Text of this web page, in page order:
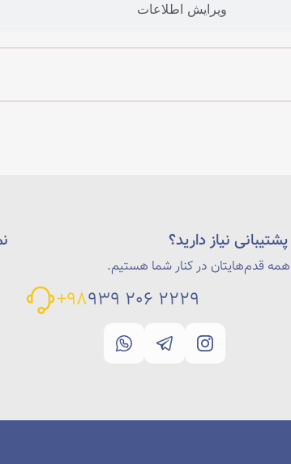
ویرایش اطلاعات
نیاز دارید؟
قدم‌هایتان در کنار شما هستیم.
2229 206 939
98+